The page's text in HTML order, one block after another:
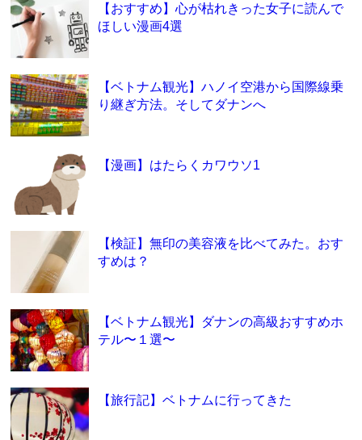
【おすすめ】心が枯れきった女子に読んで
ほしい漫画4選
【ベトナム観光】ハノイ空港から国際線乗
り継ぎ方法。そしてダナンへ
【漫画】はたらくカワウソ1
【検証】無印の美容液を比べてみた。おす
すめは？
【ベトナム観光】ダナンの高級おすすめホ
テル〜１選〜
【旅行記】ベトナムに行ってきた